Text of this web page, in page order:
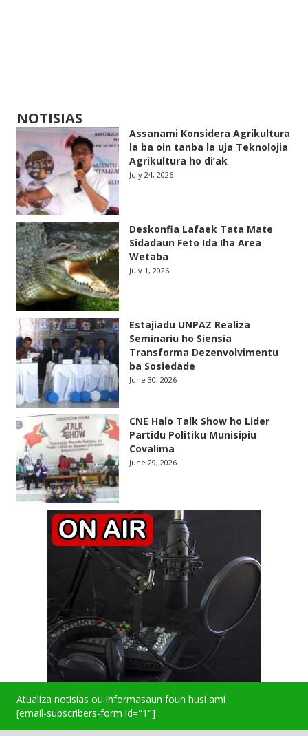
NOTISIAS
Assanami Konsidera Agrikultura
la ba oin tanba la uja Teknolojia
Agrikultura ho di’ak
July 24, 2026
Deskonfia Lafaek Tata Mate
Sidadaun Feto Ida Iha Area
Wetaba
July 1, 2026
Estajiadu UNPAZ Realiza
Seminariu ho Siensia
Transforma Dezenvolvimentu
ba Sosiedade
June 30, 2026
CNE Halo Talk Show ho Lider
Partidu Politiku Munisipiu
Covalima
June 29, 2026
Atualiza notisias ou informasaun foun husi ami
[email-subscribers-form id="1"]